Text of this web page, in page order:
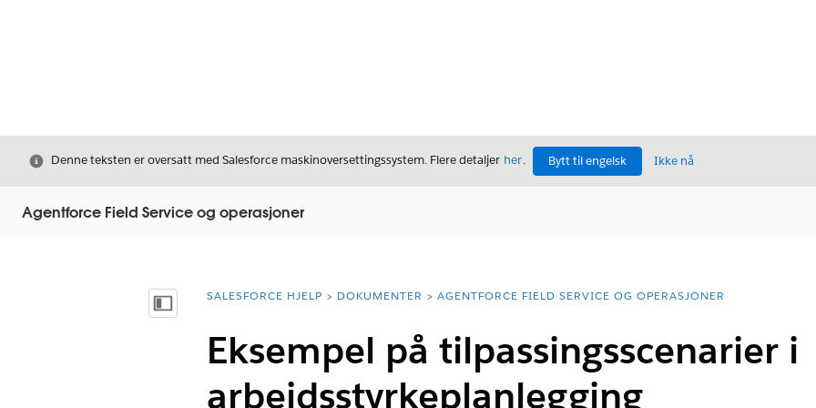
Avslutt
Denne teksten er oversatt med Salesforce maskinoversettingssystem. Flere detaljer her. Bytt til engelsk Ikke nå
Agentforce Field Service og operasjoner
Vis innholdsfortegnelse
Du er her:
SALESFORCE HJELP DOKUMENTER AGENTFORCE FIELD SERVICE OG OPERASJONER
Eksempel på tilpassingsscenarier i
arbeidsstyrkeplanlegging